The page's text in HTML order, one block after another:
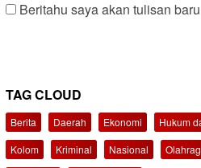
Beritahu saya akan tulisan
TAG CLOUD
Berita Daerah Ekonomi Hukum
Kolom
Kriminal Nasional